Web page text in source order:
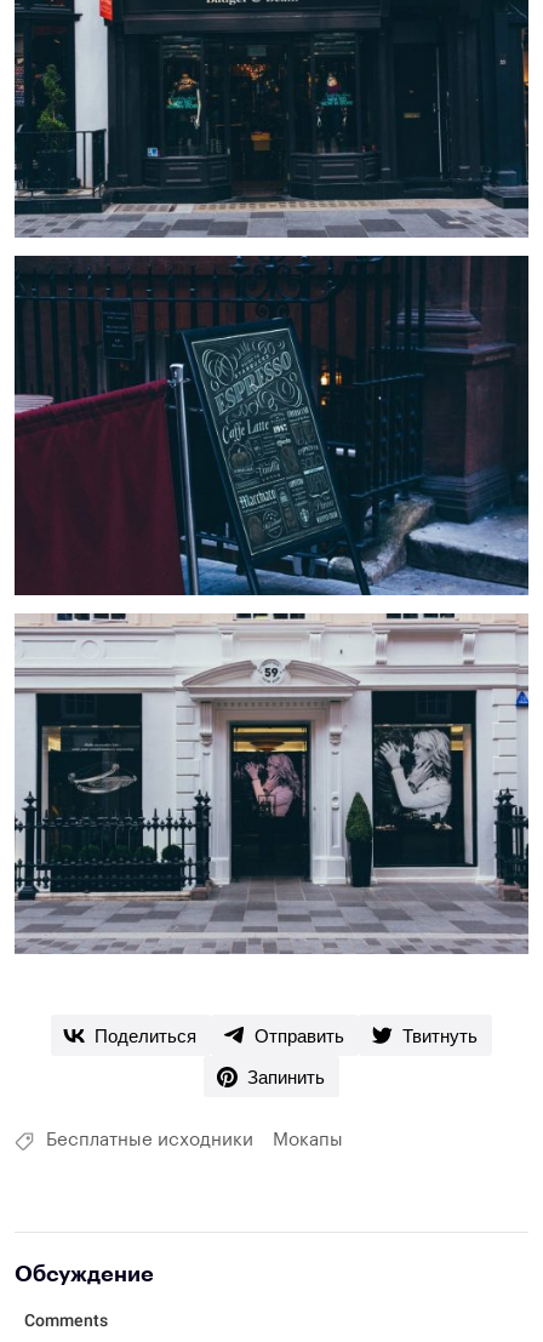
Поделиться Отправить
Твитнуть
Запинить
Бесплатные исходники Мокапы
Обсуждение